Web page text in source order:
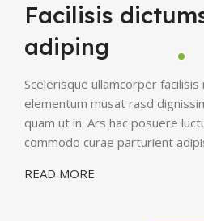
Facilisis
adiping
Scelerisque ullamcorper
elementum musat rasd
quam ut in. Ars hac posuere
commodo curae parturient
READ MORE